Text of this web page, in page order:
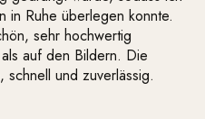
in Ruhe überlegen konnte.
sehr hochwertig
auf den Bildern. Die
schnell und zuverlässig.